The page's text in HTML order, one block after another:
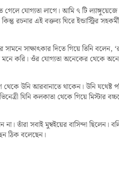
গেলে যোগ্যতা লাগে। আমি ৭ টি
রচনার এই বক্তব্য ঘিরে ইন্ডাস্ট্রির
সাক্ষাৎকার দিতে গিয়ে তিনি বলেন,
মনে করি। ওঁর যোগ্যতা অনেকের থেকে
উনি আরবানাতে থাকেন। উনি যথেষ্ট
যিনি কলকাতা থেকে গিয়ে মিস্টার
তাঁরা সবাই মুম্বইয়ের বাসিন্দা ছিলেন।
ঠিক বলেছেন।